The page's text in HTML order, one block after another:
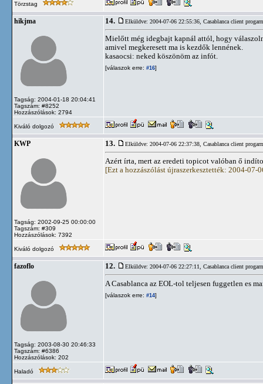
Törzstag
hikjma
Tagság: 2004-01-18 20:04:41
Tagszám: #8252
Hozzászólások: 2794
14. Elküldve: 2004-07-06 22:55:36, Casablanca client
Mielőtt még idegbajt kapnál attól, hogy
amivel megkeresett ma is kezdők lennének.
kasaocsi: neked köszönöm az infót.
[válaszok erre: #16]
Kiváló dolgozó
KWP
Tagság: 2002-09-25 00:00:00
Tagszám: #309
Hozzászólások: 7392
13. Elküldve: 2004-07-06 22:37:38, Casablanca client
Azért írta, mert az eredeti topicot valóban ő
[Ezt a hozzászólást újraszerkesztették: 2004-07-
Kiváló dolgozó
fazoflo
Tagság: 2003-08-30 20:46:33
Tagszám: #6386
Hozzászólások: 202
12. Elküldve: 2004-07-06 22:27:11, Casablanca client
A Casablanca az EOL-tol teljesen fuggetlen es
[válaszok erre: #14]
Haladó